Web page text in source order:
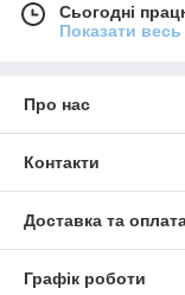
Сьогодні
Показати
Про нас
Контакти
Доставка та
Графік роботи